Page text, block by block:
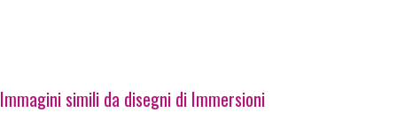
Immagini simili da disegni di Immersioni